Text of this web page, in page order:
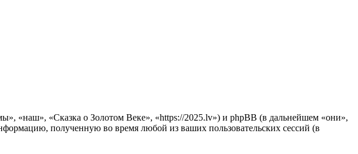
«наш», «Сказка о Золотом Веке», «https://2025.lv») и phpBB (в дальнейшем «они»,
полученную во время любой из ваших пользовательских сессий (в